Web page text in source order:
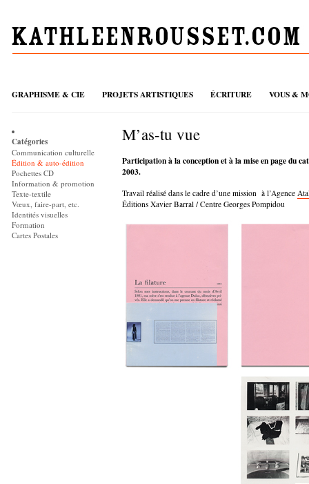
GRAPHISME & CIE PROJETS ARTISTIQUES ÉCRITURE VOUS &
Catégories
Communication culturelle
Édition & auto-édition
Pochettes CD
Information & promotion
Texte-textile
Vœux, faire-part, etc.
Identités visuelles
Formation
Cartes Postales
M’as-tu vue
Participation à la conception et à la mise en page du
2003.
Travail réalisé dans le cadre d’une mission à l’Agence
Éditions Xavier Barral / Centre Georges Pompidou